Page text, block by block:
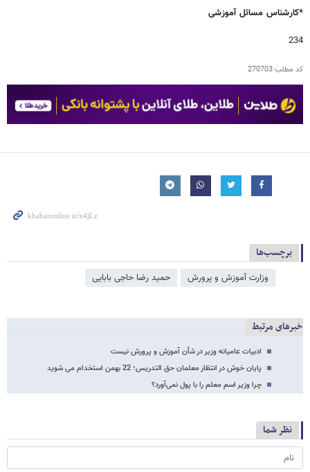
*کارشناس مسائل آموزشی
234
کد مطلب270703
برچسب‌ها
وزارت آموزش و پرورش حمید رضا حاجی بابایی
خبرهای مرتبط
ادبیات عامیانه وزیر در شأن آموزش و پرورش نیست
پایان خوش در انتظار معلمان حق التدریس؛ 22 بهمن استخدام می شوید
چرا وزیر اسم معلم را با پول نمی‌آورد؟
نظر شما